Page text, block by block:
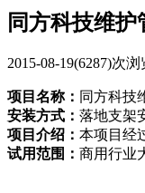
同方科技维护
2015-08-19(6287)次浏
项目名称： 同方科技
安装方式： 落地支架
项目介绍： 本项目经
试用范围： 商用行业